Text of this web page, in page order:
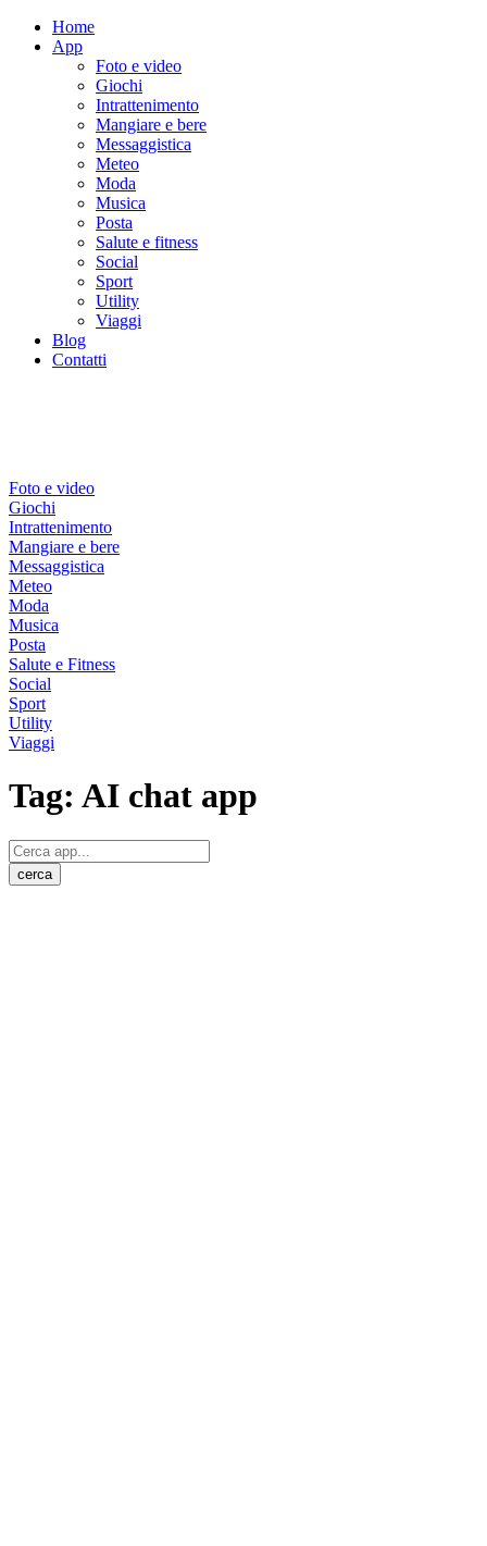
Home
App
Foto e video
Giochi
Intrattenimento
Mangiare e bere
Messaggistica
Meteo
Moda
Musica
Posta
Salute e fitness
Social
Sport
Utility
Viaggi
Blog
Contatti
Foto e video
Giochi
Intrattenimento
Mangiare e bere
Messaggistica
Meteo
Moda
Musica
Posta
Salute e Fitness
Social
Sport
Utility
Viaggi
Tag: AI chat app